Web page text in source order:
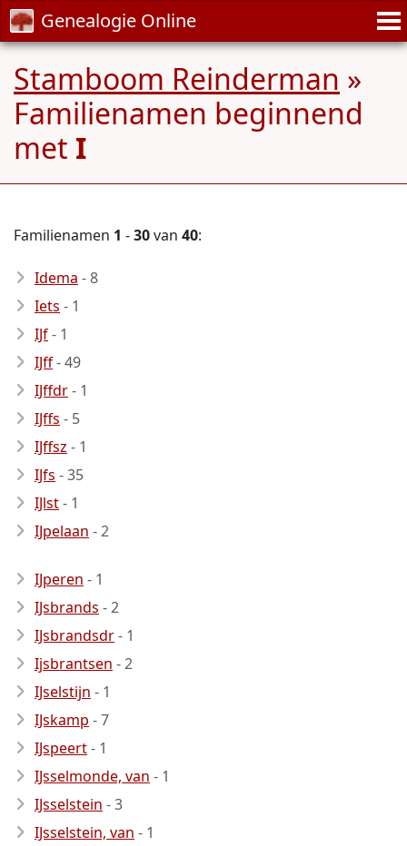
Genealogie Online
Stamboom Reinderman »
Familienamen beginnend
met I
Familienamen 1 -30van 40:
Idema - 8
Iets - 1
IJf- 1
IJff- 49
IJffdr- 1
IJffs - 5
IJffsz - 1
IJfs - 35
IJlst- 1
IJpelaan - 2
IJperen - 1
IJsbrands - 2
IJsbrandsdr- 1
Ijsbrantsen - 2
IJselstijn - 1
IJskamp - 7
IJspeert- 1
IJsselmonde, van - 1
IJsselstein - 3
IJsselstein, van - 1